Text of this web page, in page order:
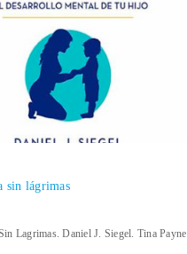
sin lágrimas
Lagrimas. Daniel J. Siegel. Tina Payne